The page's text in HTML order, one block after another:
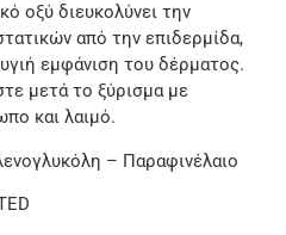
οξύ διευκολύνει την
από την επιδερμίδα,
εμφάνιση του δέρματος.
μετά το ξύρισμα με
και λαιμό.
– Παραφινέλαιο